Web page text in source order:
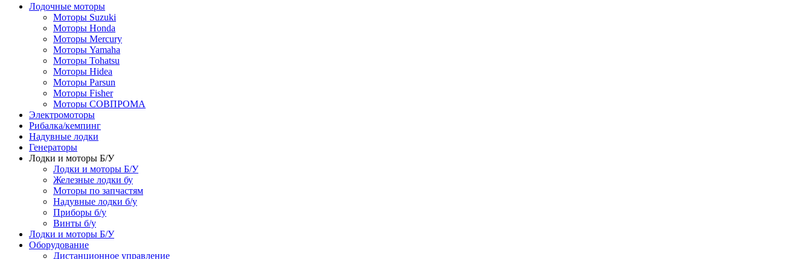
Лодочные моторы
Моторы Suzuki
Моторы Honda
Моторы Mercury
Моторы Yamaha
Моторы Tohatsu
Моторы Hidea
Моторы Parsun
Моторы Fisher
Моторы СОВПРОМА
Электромоторы
Рибалка/кемпинг
Надувные лодки
Генераторы
Лодки и моторы Б/У
Лодки и моторы Б/У
Железные лодки бу
Моторы по запчастям
Надувные лодки б/у
Приборы б/у
Винты б/у
Лодки и моторы Б/У
Оборудование
Дистанционное управление